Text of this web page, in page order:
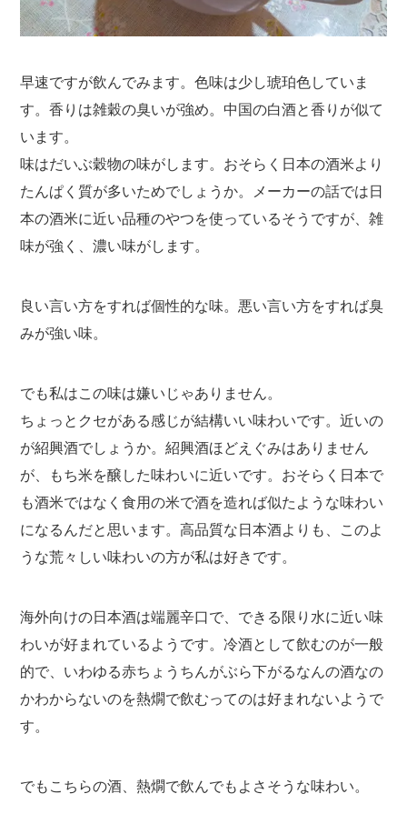
早速ですが飲んでみます。色味は少し琥珀色していま
す。香りは雑穀の臭いが強め。中国の白酒と香りが似て
います。
味はだいぶ穀物の味がします。おそらく日本の酒米より
たんぱく質が多いためでしょうか。メーカーの話では日
本の酒米に近い品種のやつを使っているそうですが、雑
味が強く、濃い味がします。
良い言い方をすれば個性的な味。悪い言い方をすれば臭
みが強い味。
でも私はこの味は嫌いじゃありません。
ちょっとクセがある感じが結構いい味わいです。近いの
が紹興酒でしょうか。紹興酒ほどえぐみはありません
が、もち米を醸した味わいに近いです。おそらく日本で
も酒米ではなく食用の米で酒を造れば似たような味わい
になるんだと思います。高品質な日本酒よりも、このよ
うな荒々しい味わいの方が私は好きです。
海外向けの日本酒は端麗辛口で、できる限り水に近い味
わいが好まれているようです。冷酒として飲むのが一般
的で、いわゆる赤ちょうちんがぶら下がるなんの酒なの
かわからないのを熱燗で飲むってのは好まれないようで
す。
でもこちらの酒、熱燗で飲んでもよさそうな味わい。